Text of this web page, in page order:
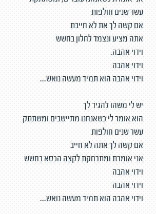
עשר שנים חולפות
אם קשה לך את לא חייבת
אתה מציע ונצמד לחלון בחשש
וידוי אהבה.
וידוי אהבה
וידוי אהבה הוא תמיד מעשה נואש...
יש לי משהו להגיד לך
הוא אומר לי כשאנחנו מתיישבים ומשתתק
עשר שנים חולפות
אם קשה לך אתה לא חייב
אני אומרת ומתרחקת לקצה הכסא בחשש
וידוי אהבה
וידוי אהבה
וידוי אהבה הוא תמיד מעשה נואש...